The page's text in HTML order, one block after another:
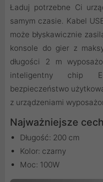
Ładuj potrzebne Ci
samym czasie. Kabel
może błyskawicznie
konsole do gier z
długości 2 m
inteligentny chip
bezpieczeństwo
z urządzeniami
Najważniejsze
Długość: 200 cm
Kolor: czarny
Moc: 100W